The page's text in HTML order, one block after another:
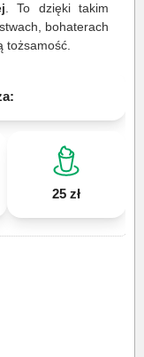
. To dzięki takim
bohaterach
tożsamość.
25 zł